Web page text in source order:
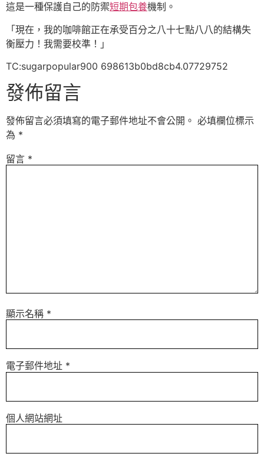
這是一種保護自己的防禦短期包養機制。
「現在，我的咖啡館正在承受百分之八十七點八八的結構失
衡壓力！我需要校準！」
TC:sugarpopular900 698613b0bd8cb4.07729752
發佈留言
發佈留言必須填寫的電子郵件地址不會公開。 必填欄位標示
為 *
留言 *
顯示名稱 *
電子郵件地址 *
個人網站網址